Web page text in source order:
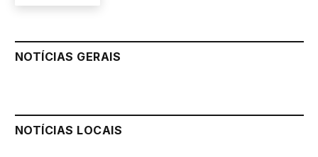
NOTÍCIAS GERAIS
NOTÍCIAS LOCAIS